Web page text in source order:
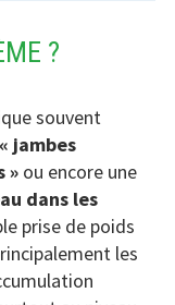
?
souvent
« jambes
»ou encore une
dans les
prise de poids
les